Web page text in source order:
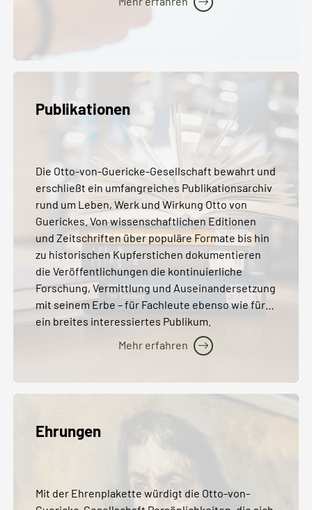
Publikationen
Die Otto-von-Guericke-Gesellschaft bewahrt und
erschließt ein umfangreiches Publikationsarchiv
rund um Leben, Werk und Wirkung Otto von
Guerickes. Von wissenschaftlichen Editionen
und Zeitschriften über populäre Formate bis hin
zu historischen Kupferstichen dokumentieren
die Veröffentlichungen die kontinuierliche
Forschung, Vermittlung und Auseinandersetzung
mit seinem Erbe – für Fachleute ebenso wie für
ein breites interessiertes Publikum.
Mehr erfahren
Ehrungen
Mit der Ehrenplakette würdigt die Otto-von-